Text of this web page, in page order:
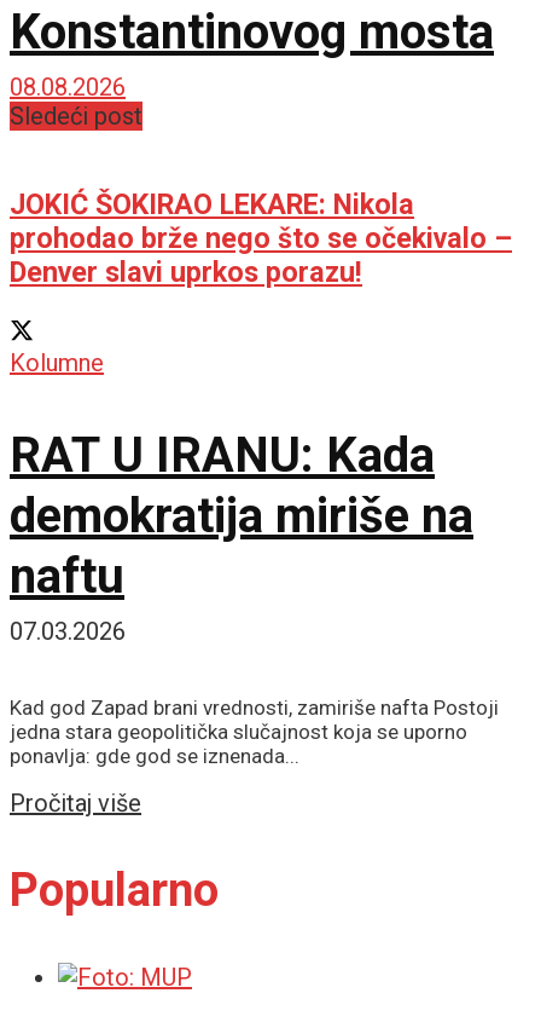
Konstantinovog mosta
08.08.2026
Sledeći post
JOKIĆ ŠOKIRAO LEKARE: Nikola
prohodao brže nego što se očekivalo –
Denver slavi uprkos porazu!
Kolumne
RAT U IRANU: Kada
demokratija miriše na
naftu
07.03.2026
Kad god Zapad brani vrednosti, zamiriše nafta Postoji
jedna stara geopolitička slučajnost koja se uporno
ponavlja: gde god se iznenada...
Pročitaj više
Popularno